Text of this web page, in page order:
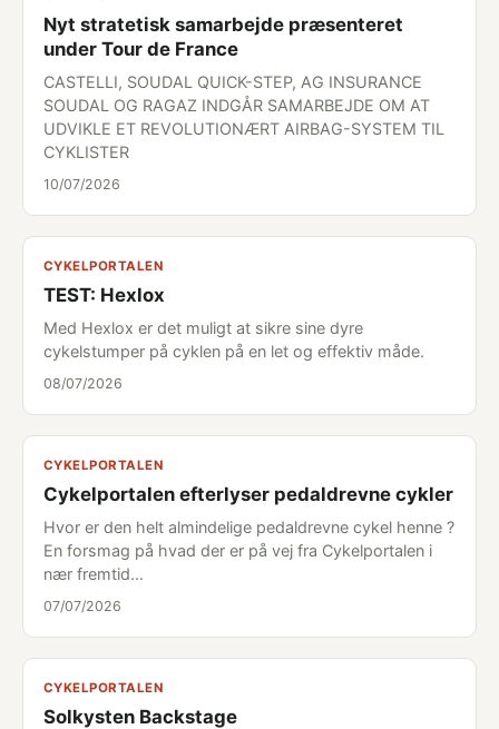
Nyt stratetisk samarbejde præsenteret
under Tour de France
CASTELLI, SOUDAL QUICK-STEP, AG INSURANCE
SOUDAL OG RAGAZ INDGÅR SAMARBEJDE OM AT
UDVIKLE ET REVOLUTIONÆRT AIRBAG-SYSTEM TIL
CYKLISTER
10/07/2026
CYKELPORTALEN
TEST: Hexlox
Med Hexlox er det muligt at sikre sine dyre
cykelstumper på cyklen på en let og effektiv måde.
08/07/2026
CYKELPORTALEN
Cykelportalen efterlyser pedaldrevne cykler
Hvor er den helt almindelige pedaldrevne cykel henne ?
En forsmag på hvad der er på vej fra Cykelportalen i
nær fremtid...
07/07/2026
CYKELPORTALEN
Solkysten Backstage